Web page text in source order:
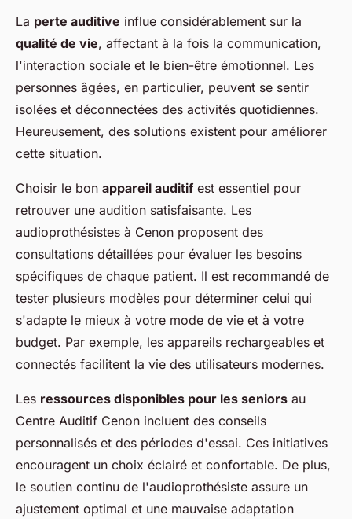
La perte auditive influe considérablement sur la
qualité de vie, affectant à la fois la communication,
l'interaction sociale et le bien-être émotionnel. Les
personnes âgées, en particulier, peuvent se sentir
isolées et déconnectées des activités quotidiennes.
Heureusement, des solutions existent pour améliorer
cette situation.
Choisir le bon appareil auditif est essentiel pour
retrouver une audition satisfaisante. Les
audioprothésistes à Cenon proposent des
consultations détaillées pour évaluer les besoins
spécifiques de chaque patient. Il est recommandé de
tester plusieurs modèles pour déterminer celui qui
s'adapte le mieux à votre mode de vie et à votre
budget. Par exemple, les appareils rechargeables et
connectés facilitent la vie des utilisateurs modernes.
Les ressources disponibles pour les seniors au
Centre Auditif Cenon incluent des conseils
personnalisés et des périodes d'essai. Ces initiatives
encouragent un choix éclairé et confortable. De plus,
le soutien continu de l'audioprothésiste assure un
ajustement optimal et une mauvaise adaptation